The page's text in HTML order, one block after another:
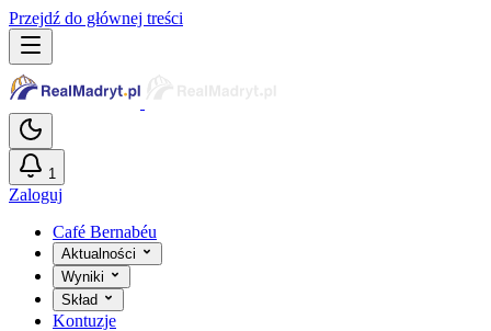
Przejdź do głównej treści
1
Zaloguj
Café Bernabéu
Aktualności
Wyniki
Skład
Kontuzje